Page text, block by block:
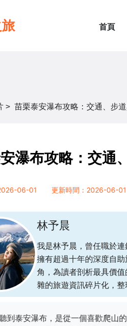
首頁
> 苗栗泰安瀑布攻略：交通、步
瀑布攻略：交通
06-01 更新時間：2026-06-01
林予晨
我是林予晨，曾任職於
擁有超過十年的深度自
角，為讀者剖析最具價
雜的旅遊資訊碎片化，整
到泰安瀑布，是從一個喜歡爬山